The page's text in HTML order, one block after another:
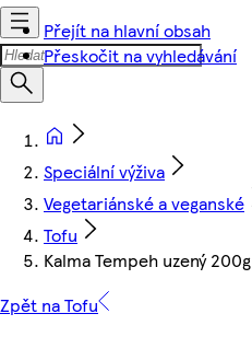
Přejít na hlavní obsah
Přeskočit na vyhledávání
Speciální výživa
Vegetariánské a veganské
Tofu
Kalma Tempeh uzený 200g
Zpět na Tofu